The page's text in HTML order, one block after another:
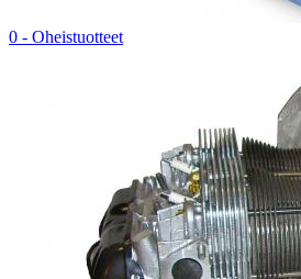
0 - Oheistuotteet